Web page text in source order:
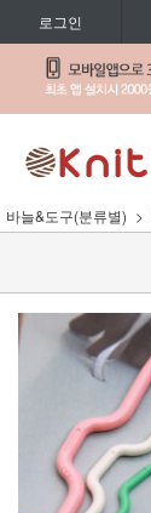
로그인
바늘&도구(분류별)